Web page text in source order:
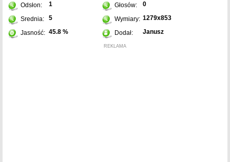
Odsłon: 1 Głosów: 0
Srednia: 5 Wymiary: 1279x853
Jasność: 45.8 % Dodał: Janusz
REKLAMA